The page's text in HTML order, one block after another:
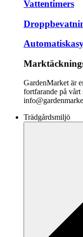
Vattentimers
GardenMarket är
fortfarande på vårt
Trädgårdsmiljö